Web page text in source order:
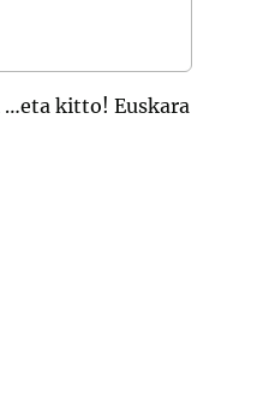
…eta kitto! Euskara